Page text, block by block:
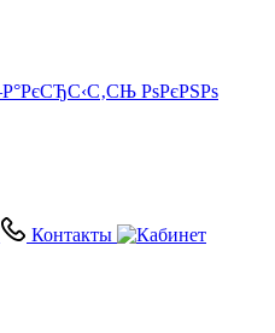
РѕРєРЅРѕ
Контакты